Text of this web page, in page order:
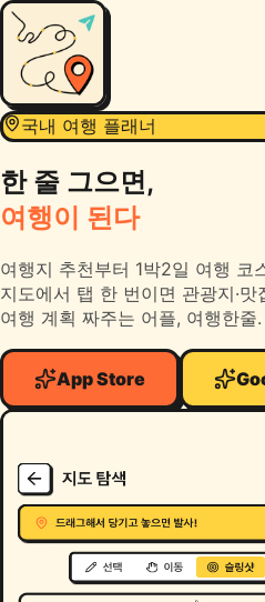
국내 여행 플래너
한 줄 그으면,
여행이 된다
여행지 추천부터 1박2일 여행 코
지도에서 탭 한 번이면 관광지·맛
여행 계획 짜주는 어플, 여행한줄.
App Store